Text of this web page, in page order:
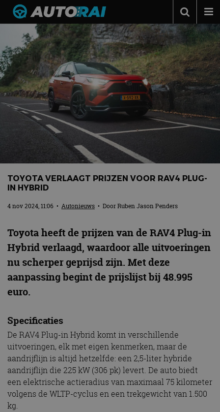
Autonieuws
Podcast
Autotests
Automerken
Adverteren
Contact
MotorRAI.nl
TOYOTA VERLAAGT PRIJZEN VOOR RAV4 PLUG-
IN HYBRID
4 nov 2024, 11:06 • Autonieuws • DoorRuben Jason Penders
Toyota heeft de prijzen van de RAV4 Plug-in
Hybrid verlaagd, waardoor alle uitvoeringen
nu scherper geprijsd zijn. Met deze
aanpassing begint de prijslijst bij 48.995
euro.
Specificaties
De RAV4 Plug-in Hybrid komt in verschillende
uitvoeringen, elk met eigen kenmerken, maar de
aandrijflijn is altijd hetzelfde: een 2,5-liter hybride
aandrijflijn die 225 kW (306 pk) levert. De auto biedt
een elektrische actieradius van maximaal 75 kilometer
volgens de WLTP-cyclus en een trekgewicht van 1.500
kg.